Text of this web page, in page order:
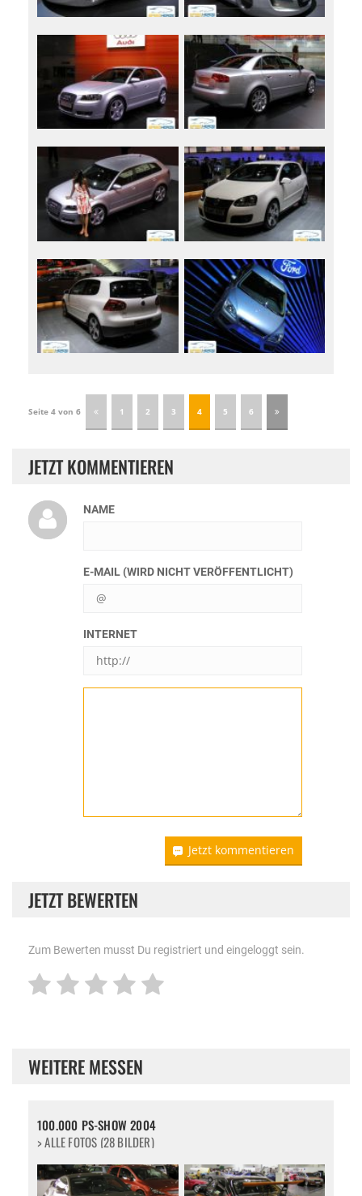
Seite 4 von 6 1 2 3 4 5 6
JETZT KOMMENTIEREN
NAME
E-MAIL (WIRD NICHT VERÖFFENTLICHT)
INTERNET
Jetzt kommentieren
JETZT BEWERTEN
Zum Bewerten musst Du registriert und eingeloggt sein.
WEITERE MESSEN
100.000 PS-SHOW 2004
> ALLE FOTOS (28 BILDER)